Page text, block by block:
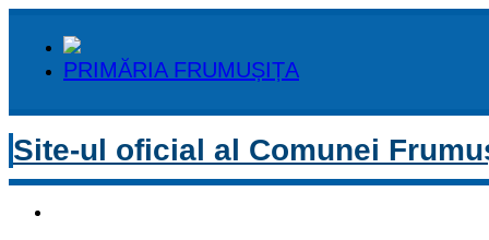
PRIMĂRIA FRUMUȘIȚA
Site-ul oficial al Comunei